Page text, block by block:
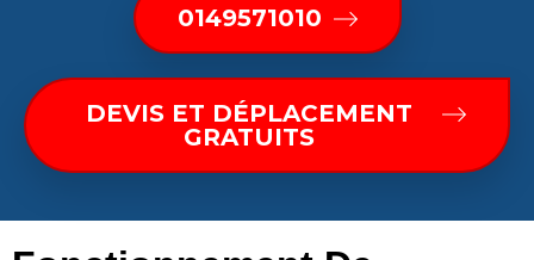
0149571010
DEVIS ET DÉPLACEMENT
GRATUITS